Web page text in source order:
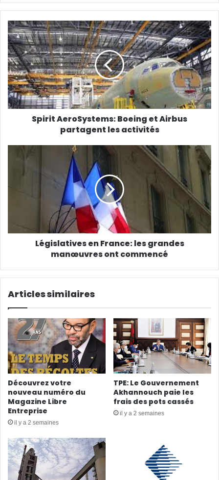
Spirit AeroSystems: Boeing et Airbus
partagent les activités
Législatives en France: les grandes
manœuvres ont commencé
Articles similaires
Découvrez votre
nouveau numéro du
Magazine Libre
Entreprise
il y a 2 semaines
TPE: Le Gouvernement
Akhannouch paie les
frais des pots cassés
il y a 2 semaines